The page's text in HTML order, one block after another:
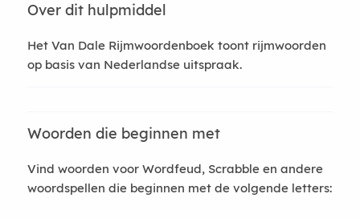
Over dit hulpmiddel
Het Van Dale Rijmwoordenboek toont rijmwoorden
op basis van Nederlandse uitspraak.
Woorden die beginnen met
Vind woorden voor Wordfeud, Scrabble en andere
woordspellen die beginnen met de volgende letters: